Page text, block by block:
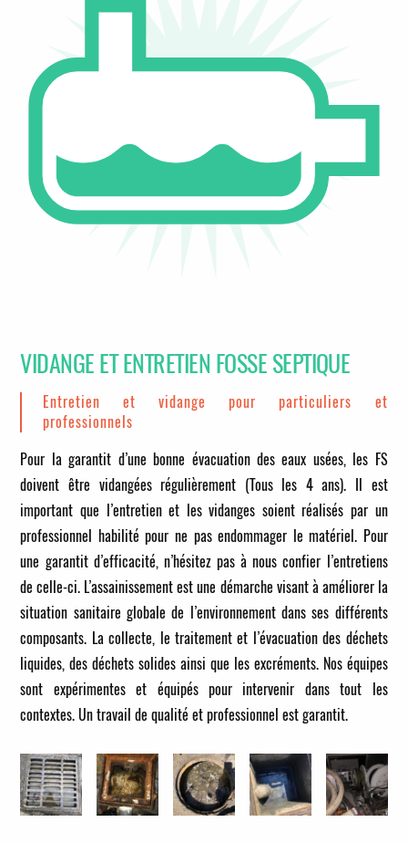
VIDANGE ET ENTRETIEN FOSSE SEPTIQUE
Entretien et vidange pour particuliers et
professionnels
Pour la garantit d’une bonne évacuation des eaux usées, les FS
doivent être vidangées régulièrement (Tous les 4 ans). Il est
important que l’entretien et les vidanges soient réalisés par un
professionnel habilité pour ne pas endommager le matériel. Pour
une garantit d’efficacité, n’hésitez pas à nous confier l’entretiens
de celle-ci. L’assainissement est une démarche visant à améliorer la
situation sanitaire globale de l’environnement dans ses différents
composants. La collecte, le traitement et l’évacuation des déchets
liquides, des déchets solides ainsi que les excréments. Nos équipes
sont expérimentes et équipés pour intervenir dans tout les
contextes. Un travail de qualité et professionnel est garantit.